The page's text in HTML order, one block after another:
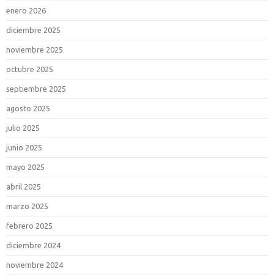
enero 2026
diciembre 2025
noviembre 2025
octubre 2025
septiembre 2025
agosto 2025
julio 2025
junio 2025
mayo 2025
abril 2025
marzo 2025
febrero 2025
diciembre 2024
noviembre 2024